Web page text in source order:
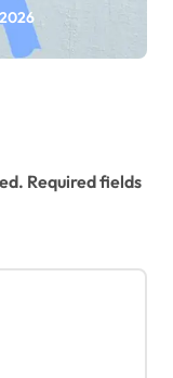
Required fields